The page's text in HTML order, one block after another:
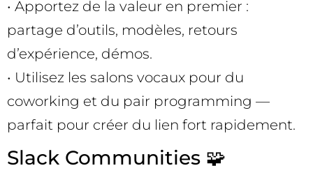
• Apportez de la valeur en premier :
partage d’outils, modèles, retours
d’expérience, démos.
• Utilisez les salons vocaux pour du
coworking et du pair programming —
parfait pour créer du lien fort rapidement.
Slack Communities 🧩